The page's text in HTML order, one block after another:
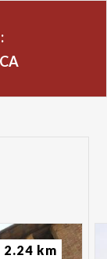
2.24 km